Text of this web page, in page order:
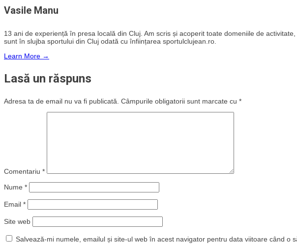
Vasile Manu
13 ani de experiență în presa locală din Cluj. Am scris și acoperit toate domeniile de
sunt în slujba sportului din Cluj odată cu înființarea sportulclujean.ro.
Learn More →
Lasă un răspuns
Adresa ta de email nu va fi publicată. Câmpurile obligatorii sunt marcate cu *
Comentariu *
Nume *
Email *
Site web
Salvează-mi numele, emailul și site-ul web în acest navigator pentru data viitoare când o